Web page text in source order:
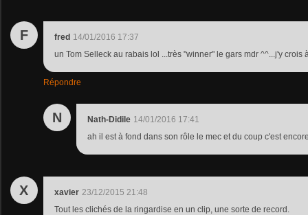
F fred 14/01/2016 17:37
un Tom Selleck au rabais lol ...très "winner" le gars mdr ^^...j'y crois
Répondre
N Nath-Didile 14/01/2016 17:41
ah il est à fond dans son rôle le mec et du coup c'est
X xavier 23/12/2015 21:48
Tout les clichés de la ringardise en un clip, une sorte de record.